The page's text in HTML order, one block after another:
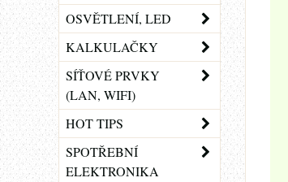
OSVĚTLENÍ, LED
KALKULAČKY
SÍŤOVÉ PRVKY
(LAN, WIFI)
HOT TIPS
SPOTŘEBNÍ
ELEKTRONIKA